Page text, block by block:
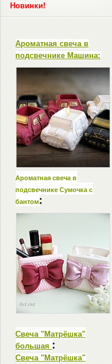
Новинки!
Ароматная свеча в
подсвечнике Машина:
Ароматная свеча в
подсвечнике Сумочка с
бантом:
Свеча "Матрёшка"
большая :
Свеча "Матрёшка"